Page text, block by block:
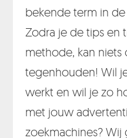
bekende term in
Zodra je de tips en
methode, kan
tegenhouden! Wil
werkt en wil je zo
met jouw
zoekmachines?